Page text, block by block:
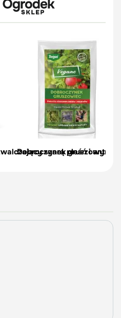
szarą pleśń i
Dobroczynek gruszowy -